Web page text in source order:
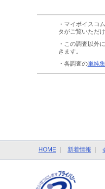
・マイボイスコ
タがご覧いただけ
・この調査以外
きます。
・各調査の単純
HOME 新着情報